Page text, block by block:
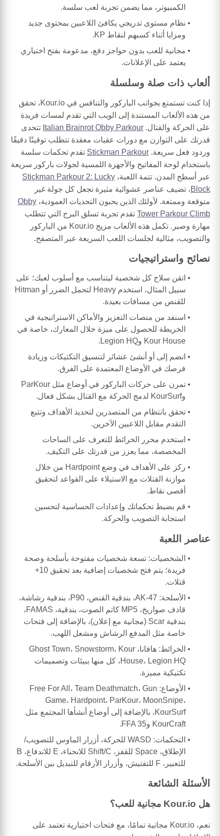
الكمبيوتر، مما يضمن تجربة لعب سلسة.
نظام مستوى تدريجي يكافئ اللاعبين بمحتوى جديد
ومزايا أثناء كسبهم لنقاط KP.
مجانية للعب بدون حواجز دفع، مدعومة بفتح اختياري
يعتمد على الإعلانات.
ألعاب ذات صلة وسلسلة
إذا كنت تستمتع بجوانب الباركور والتنافس في Kour.io، تحقق
من هذه الألعاب المستندة إلى الويب التي تقدم لمسات فريدة
على الحركة والقتال. Italian Brainrot Obby Parkour تتحدى
قدرتك على التوازن مع دورات عقبات معقدة تتطلب توقيتًا دقيقًا
وردود فعل سريعة. Stickman Parkour تقدم تحكمات سلسة
باستخدام لوحة المفاتيح والأجهزة اللمسية لجولات باركور سريعة
عبر أسطح المدن. تتمة اللعبة، Stickman Parkour 2: Lucky
Block، تضيف عناصر عشوائية مثيرة تجعل كل جولة غير
متوقعة وممتعة. لأولئك الذين يحبون التحديات العمودية، Obby
Tower Parkour Climb تقدم تجربة تسلق البرج التي تتطلب
مهارة وصبر. تكمل هذه الألعاب مزيج Kour.io من الباركور
والتصويب، مثالية لجلسات اللعب السريعة عبر المتصفح.
نصائح واستراتيجيات
اتقن سلاح كل شخصية ليتناسب مع أسلوب لعبك؛ على
سبيل المثال، استخدم Heavy لتحمل الضرر أو Hitman
للقنص من مسافات بعيدة.
استفد من منصات التعزيز والأماكن الاستراتيجية في
الخريطة للحصول على ميزة خلال المعارك، خاصة في
Kour House وLegion HQ.
انضم إلى أو أنشئ عشائر لتنسيق التكتيكات وزيادة
فرصك في الأوضاع المعتمدة على الفرق.
تمرن على حركات الباركور في أوضاع مثل ParKour
وKourSurf لدمج الحركة مع القتال بشكل فعال.
تحقق بانتظام من المتصدرين لتحديد الأهداف وتتبع
التقدم مقابل اللاعبين الآخرين.
استخدم محرر الخرائط للتعرف على الساحات
المخصصة، مما يعزز من قدرتك على التكيف.
ركز على الأهداف في وضع Hardpoint من خلال
موازنة القتلات مع الاستيلاء على القواعد لتحقيق
أقصى نقاط.
قم بضبط تحكماتك وإعدادات الحساسية لتحسين
استجابة التصويب والحركة.
عناصر اللعبة
الشخصيات: تسعة شخصيات مفتوحة بأسلحة وصحة
فريدة؛ يتم فتح شخصيات إضافية بعد تحقيق 10+
قتلات.
الأسلحة: AK-47، بندقية القنص، P90، بندقية رشاشة،
قاذف صواريخ، MP5 كاتم الصوت، بندقية، FAMAS،
بندقية Scar (مجانية مع إعلان)، بالإضافة إلى فتحات
خاصة مثل المدفع الرشاش ومشعل اللهب.
الخرائط: هافانا، Ghost Town، Snowstorm، Kour
House، Legion HQ، كل منها ببيئات وتصميمات
تكتيكية مميزة.
الأوضاع: Free For All، Team Deathmatch، Gun
Game، Hardpoint، ParKour، MoonSnipe،
KourSurf، بالإضافة إلى أوضاع أنشأها المجتمع مثل
KourCraft وFFA 35.
التحكمات: WASD للحركة، أزرار الماوس للتصويب/
الإطلاق، Space للقفز، Shift/C للانحناء، E للاندفاع، B
للتعبير، F للتفتيش، وأزرار الأرقام للتبديل بين الأسلحة.
الأسئلة الشائعة
هل Kour.io مجانية للعب؟
نعم، Kour.io مجانية تمامًا، مع فتحات اختيارية تعتمد على